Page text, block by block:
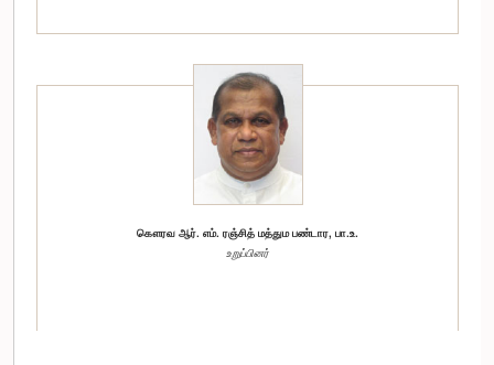
கௌரவ ஆர். எம். ரஞ்சித் மத்தும பண்டார, பா.உ.
உறுப்பினர்